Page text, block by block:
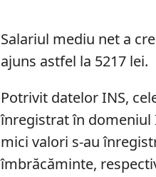
Salariul mediu net a
ajuns astfel la 5217 lei.
Potrivit datelor INS,
înregistrat în domeniul
mici valori s-au
îmbrăcăminte,